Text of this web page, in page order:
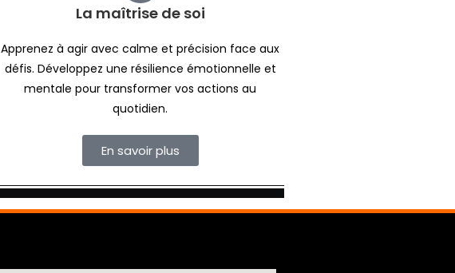
La maîtrise de soi
Apprenez à agir avec calme et précision face aux
défis. Développez une résilience émotionnelle et
mentale pour transformer vos actions au
quotidien.
En savoir plus